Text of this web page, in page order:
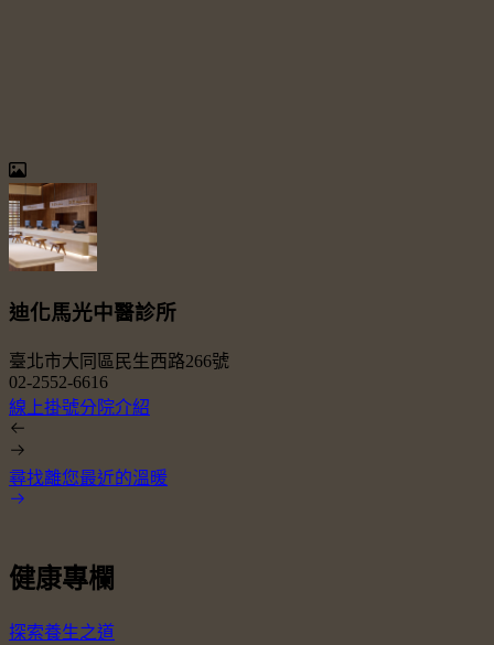
迪化馬光中醫診所
臺北市大同區民生西路266號
02-2552-6616
線上掛號分院介紹
尋找離您最近的溫暖
健康專欄
探索養生之道